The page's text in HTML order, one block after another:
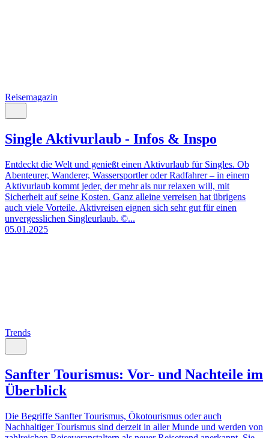
Reisemagazin
Single Aktivurlaub - Infos & Inspo
Entdeckt die Welt und genießt einen Aktivurlaub für Singles. Ob
Abenteurer, Wanderer, Wassersportler oder Radfahrer – in einem
Aktivurlaub kommt jeder, der mehr als nur relaxen will, mit
Sicherheit auf seine Kosten. Ganz alleine verreisen hat übrigens
auch viele Vorteile. Aktivreisen eignen sich sehr gut für einen
unvergesslichen Singleurlaub. ©...
05.01.2025
Trends
Sanfter Tourismus: Vor- und Nachteile im
Überblick
Die Begriffe Sanfter Tourismus, Ökotourismus oder auch
Nachhaltiger Tourismus sind derzeit in aller Munde und werden von